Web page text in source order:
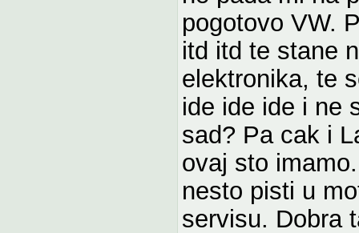
pogotovo VW.
itd itd te stane
elektronika, te
ide ide ide i ne
sad? Pa cak i
ovaj sto
nesto pisti u
servisu. Dobra